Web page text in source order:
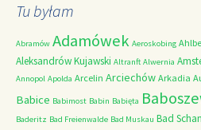
Tu byłam
Abramów Adamówek Aeroskobing
Aleksandrów Kujawski Altranft Alwernia
Annopol Apolda Arcelin Arciechów Arkadia
Babice Babimost Babin Babięta
Baderitz Bad Freienwalde Bad Muskau Bad